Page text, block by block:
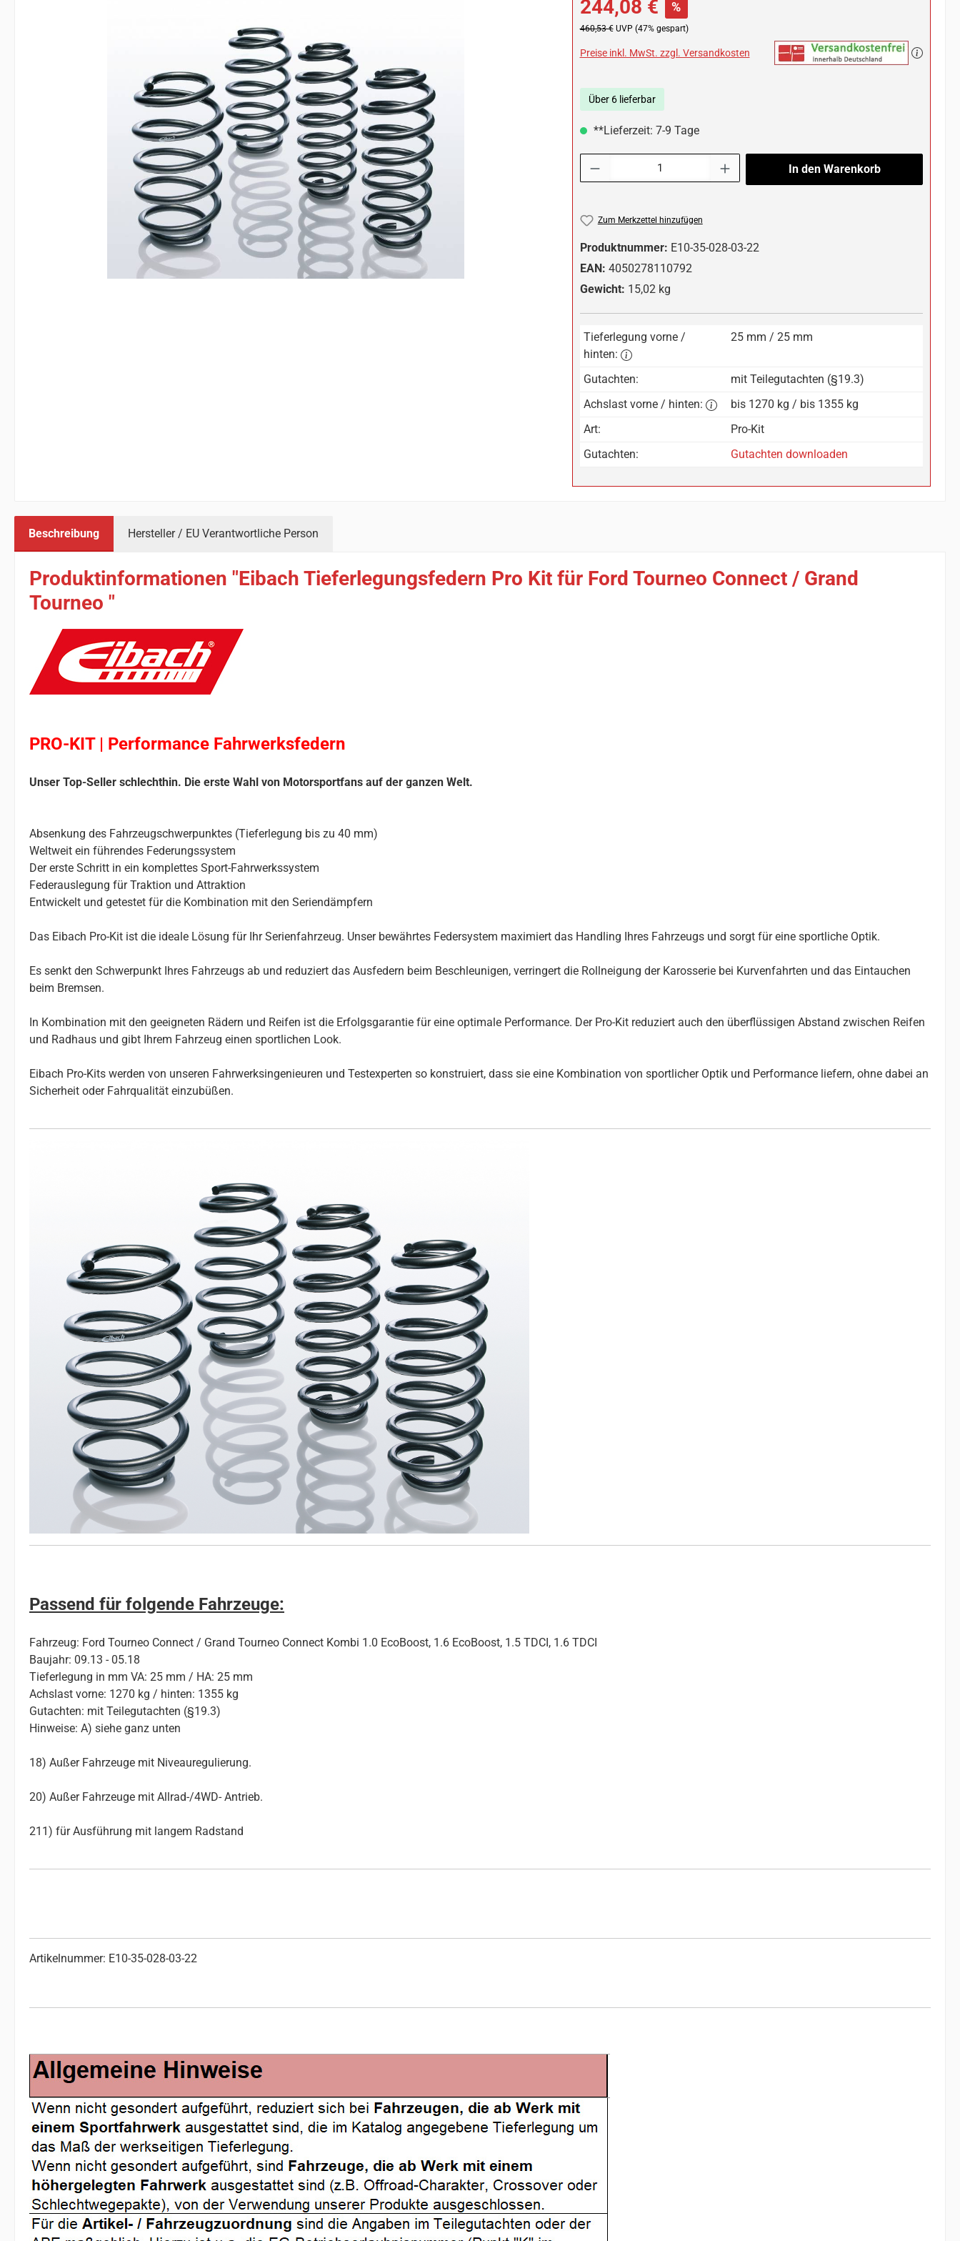
244,08 € %
Regulärer Preis:
460,53 € UVP (47% gespart)
Preise inkl. MwSt. zzgl. Versandkosten
Über 6 lieferbar
**Lieferzeit: 7-9 Tage
In den Warenkorb
Zum Merkzettel hinzufügen
Produktnummer: E10-35-028-03-22
EAN: 4050278110792
Gewicht: 15,02 kg
Tieferlegung vorne /
hinten:
25 mm / 25 mm
Gutachten:
mit Teilegutachten (§19.3)
Achslast vorne / hinten:
bis 1270 kg / bis 1355 kg
Art:
Pro-Kit
Gutachten:
Gutachten downloaden
Beschreibung Hersteller / EU Verantwortliche Person
Produktinformationen "Eibach Tieferlegungsfedern Pro Kit für Ford Tourneo Connect / Grand
Tourneo "
PRO-KIT | Performance Fahrwerksfedern
Unser Top-Seller schlechthin. Die erste Wahl von Motorsportfans auf der ganzen Welt.
Absenkung des Fahrzeugschwerpunktes (Tieferlegung bis zu 40 mm)
Weltweit ein führendes Federungssystem
Der erste Schritt in ein komplettes Sport-Fahrwerkssystem
Federauslegung für Traktion und Attraktion
Entwickelt und getestet für die Kombination mit den Seriendämpfern
Das Eibach Pro-Kit ist die ideale Lösung für Ihr Serienfahrzeug. Unser bewährtes Federsystem maximiert das Handling Ihres Fahrzeugs und sorgt für eine sportliche Optik.
Es senkt den Schwerpunkt Ihres Fahrzeugs ab und reduziert das Ausfedern beim Beschleunigen, verringert die Rollneigung der Karosserie bei Kurvenfahrten und das Eintauchen
beim Bremsen.
In Kombination mit den geeigneten Rädern und Reifen ist die Erfolgsgarantie für eine optimale Performance. Der Pro-Kit reduziert auch den überflüssigen Abstand zwischen Reifen
und Radhaus und gibt Ihrem Fahrzeug einen sportlichen Look.
Eibach Pro-Kits werden von unseren Fahrwerksingenieuren und Testexperten so konstruiert, dass sie eine Kombination von sportlicher Optik und Performance liefern, ohne dabei an
Sicherheit oder Fahrqualität einzubüßen.
Passend für folgende Fahrzeuge:
Fahrzeug: Ford Tourneo Connect / Grand Tourneo Connect Kombi 1.0 EcoBoost, 1.6 EcoBoost, 1.5 TDCI, 1.6 TDCI
Baujahr: 09.13 - 05.18
Tieferlegung in mm VA: 25 mm / HA: 25 mm
Achslast vorne: 1270 kg / hinten: 1355 kg
Gutachten: mit Teilegutachten (§19.3)
Hinweise: A) siehe ganz unten
18) Außer Fahrzeuge mit Niveauregulierung.
20) Außer Fahrzeuge mit Allrad-/4WD- Antrieb.
211) für Ausführung mit langem Radstand
Artikelnummer: E10-35-028-03-22